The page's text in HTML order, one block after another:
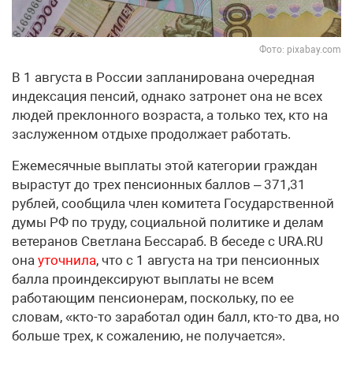
Фото: pixabay.com
В 1 августа в России запланирована очередная
индексация пенсий, однако затронет она не всех
людей преклонного возраста, а только тех, кто на
заслуженном отдыхе продолжает работать.
Ежемесячные выплаты этой категории граждан
вырастут до трех пенсионных баллов – 371,31
рублей, сообщила член комитета Государственной
думы РФ по труду, социальной политике и делам
ветеранов Светлана Бессараб. В беседе с URA.RU
она уточнила, что с 1 августа на три пенсионных
балла проиндексируют выплаты не всем
работающим пенсионерам, поскольку, по ее
словам, «кто-то заработал один балл, кто-то два, но
больше трех, к сожалению, не получается».